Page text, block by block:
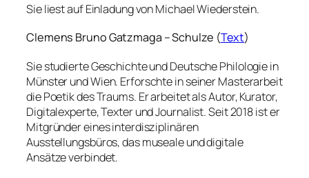
Sie liest auf Einladung von Michael Wiederstein.
Clemens Bruno Gatzmaga – Schulze (Text)
Sie studierte Geschichte und Deutsche Philologie in
Münster und Wien. Erforschte in seiner Masterarbeit
die Poetik des Traums. Er arbeitet als Autor, Kurator,
Digitalexperte, Texter und Journalist. Seit 2018 ist er
Mitgründer eines interdisziplinären
Ausstellungsbüros, das museale und digitale
Ansätze verbindet.